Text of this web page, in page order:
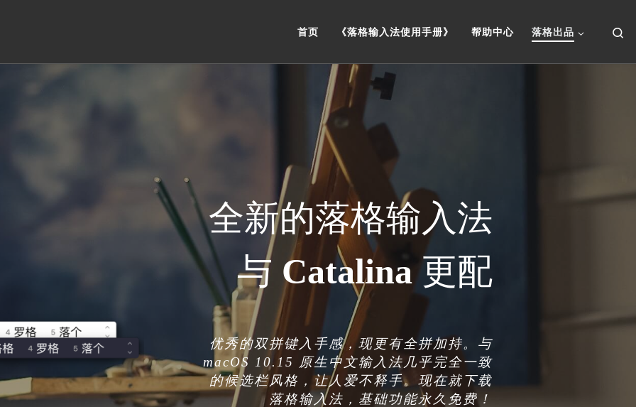
首页 《落格输入法使用手册》 帮助中心 落格出品
全新的落格输入法
与 Catalina更配
优秀的双拼键入手感，现更有全拼加持。与
macOS 10.15 原生中文输入法几乎完全一致
的候选栏风格，让人爱不释手。现在就下载
落格输入法，基础功能永久免费！